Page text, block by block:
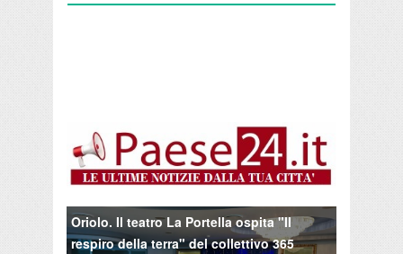
Oriolo. Il teatro La Portella ospita "Il
respiro della terra" del collettivo 365